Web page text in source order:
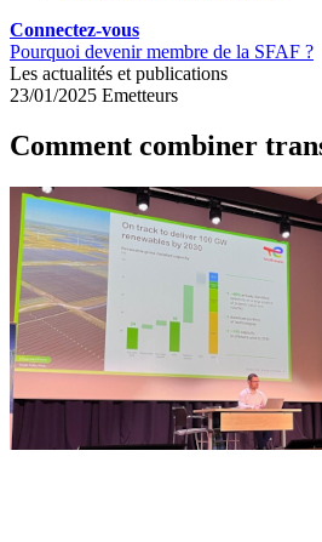
Connectez-vous
Pourquoi devenir membre de la SFAF ?
Les actualités et publications
23/01/2025 Emetteurs
Comment combiner